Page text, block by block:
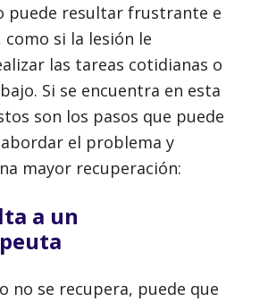
puede resultar frustrante e
si la lesión le
las tareas cotidianas o
Si se encuentra en esta
son los pasos que puede
el problema y
mayor recuperación:
a un
no se recupera, puede que